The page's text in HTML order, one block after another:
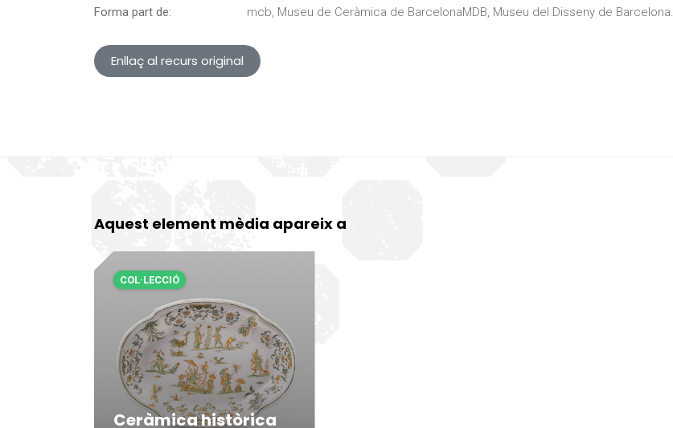
Forma part de:
mcb, Museu de Ceràmica de BarcelonaMDB, Museu del Disseny de Barcelona.
Enllaç al recurs original
Aquest element mèdia apareix a
Ceràmica històrica
COL·LECCIÓ